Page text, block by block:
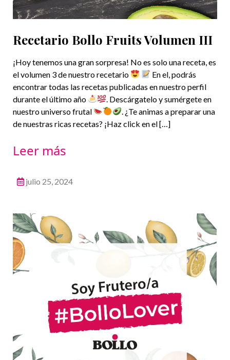
Recetario Bollo Fruits Volumen III
¡Hoy tenemos una gran sorpresa! No es solo una receta, es
el volumen 3 de nuestro recetario
En el, podrás
encontrar todas las recetas publicadas en nuestro perfil
durante el último año
. Descárgatelo y sumérgete en
nuestro universo frutal
. ¿Te animas a preparar una
de nuestras ricas recetas? ¡Haz click en el […]
Leer más
julio 25, 2024